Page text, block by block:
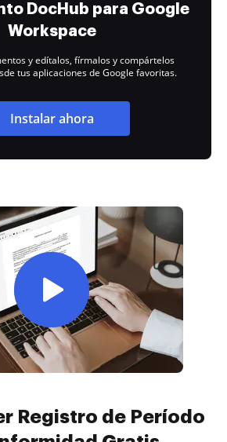
DocHub para Google
Workspace
y edítalos, fírmalos y compártelos
tus aplicaciones de Google favoritas.
Instalar ahora
Registro de Período